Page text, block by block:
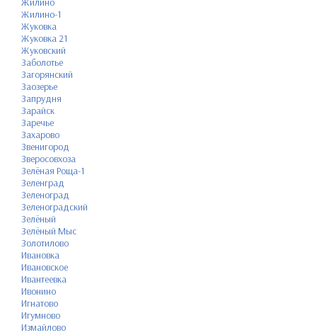
Жилино-1
Жуковка
Жуковка 21
Жуковский
Заболотье
Загорянский
Заозерье
Запрудня
Зарайск
Заречье
Захарово
Звенигород
Зверосовхоза
Зелёная Роща-1
Зеленград
Зеленоград
Зеленоградский
Зелёный
Зелёный Мыс
Золотилово
Ивановка
Ивановское
Ивантеевка
Ивонино
Игнатово
Игумново
Измайлово